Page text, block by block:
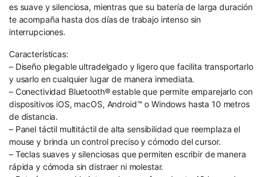
es suave y silenciosa, mientras que su batería de larga duración
te acompaña hasta dos días de trabajo intenso sin
interrupciones.
Características:
– Diseño plegable ultradelgado y ligero que facilita transportarlo
y usarlo en cualquier lugar de manera inmediata.
– Conectividad Bluetooth® estable que permite emparejarlo con
dispositivos iOS, macOS, Android™ o Windows hasta 10 metros
de distancia.
– Panel táctil multitáctil de alta sensibilidad que reemplaza el
mouse y brinda un control preciso y cómodo del cursor.
– Teclas suaves y silenciosas que permiten escribir de manera
rápida y cómoda sin distraer ni molestar.